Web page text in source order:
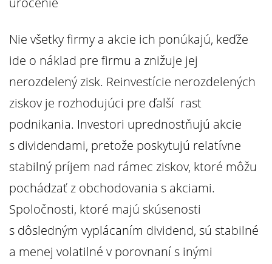
Nie všetky firmy a akcie ich ponúkajú, keďže
ide o náklad pre firmu a znižuje jej
nerozdelený zisk. Reinvestície nerozdelených
ziskov je rozhodujúci pre ďalší rast
podnikania. Investori uprednostňujú akcie
s dividendami, pretože poskytujú relatívne
stabilný príjem nad rámec ziskov, ktoré môžu
pochádzať z obchodovania s akciami.
Spoločnosti, ktoré majú skúsenosti
s dôsledným vyplácaním dividend, sú stabilné
a menej volatilné v porovnaní s inými